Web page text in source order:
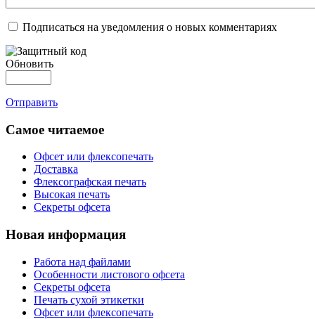
Подписаться на уведомления о новых комментариях
Обновить
Отправить
Самое читаемое
Офсет или флексопечать
Доставка
Флексографская печать
Высокая печать
Секреты офсета
Новая информация
Работа над файлами
Особенности листового офсета
Секреты офсета
Печать сухой этикетки
Офсет или флексопечать